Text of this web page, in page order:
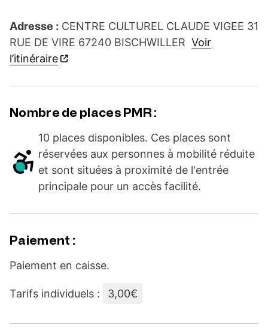
Adresse : CENTRE CULTUREL CLAUDE VIGEE 31
RUE DE VIRE 67240 BISCHWILLER Voir
l’itinéraire
Nombre de places PMR :
10 places disponibles. Ces places sont
réservées aux personnes à mobilité réduite
et sont situées à proximité de l'entrée
principale pour un accès facilité.
Paiement :
Paiement en caisse.
Tarifs individuels : 3,00€